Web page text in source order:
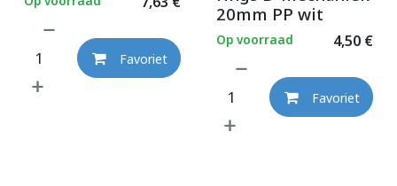
Favoriet
20mm PP wit
4,50€
Op voorraad
Favoriet